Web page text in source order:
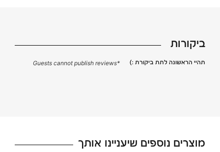
ביקורות
תהיי הראשונה לתת ביקורת :) *Guests cannot publish reviews
מוצרים נוספים שיעניינו אותך